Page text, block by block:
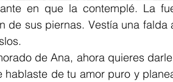
en que la contemplé. La
de sus piernas. Vestía una
de Ana, ahora quieres
de tu amor puro y